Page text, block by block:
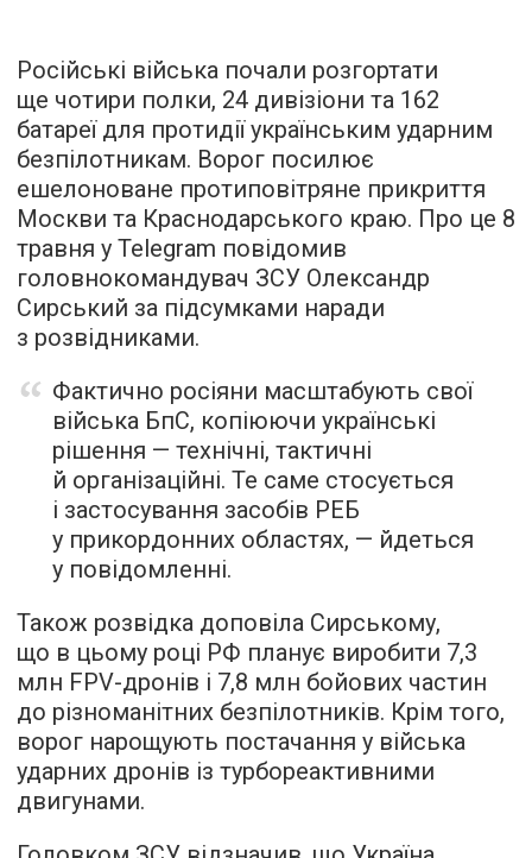
Російські війська почали розгортати
ще чотири полки, 24 дивізіони та 162
батареї для протидії українським ударним
безпілотникам. Ворог посилює
ешелоноване протиповітряне прикриття
Москви та Краснодарського краю. Про це 8
травня у Telegram повідомив
головнокомандувач ЗСУ Олександр
Сирський за підсумками наради
з розвідниками.
Фактично росіяни масштабують свої
війська БпС, копіюючи українські
рішення — технічні, тактичні
й організаційні. Те саме стосується
і застосування засобів РЕБ
у прикордонних областях, — йдеться
у повідомленні.
Також розвідка доповіла Сирському,
що в цьому році РФ планує виробити 7,3
млн FPV-дронів і 7,8 млн бойових частин
до різноманітних безпілотників. Крім того,
ворог нарощують постачання у війська
ударних дронів із турбореактивними
двигунами.